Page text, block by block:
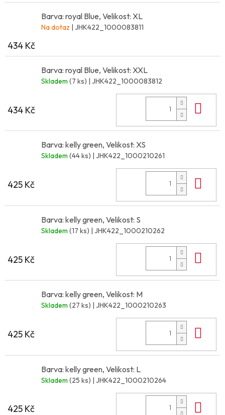
Barva: royal Blue, Velikost: XL
Na dotaz | JHK422_1000083811
434 Kč
Barva: royal Blue, Velikost: XXL
Skladem (7 ks) | JHK422_1000083812
434 Kč
Barva: kelly green, Velikost: XS
Skladem (44 ks) | JHK422_1000210261
425 Kč
Barva: kelly green, Velikost: S
Skladem (17 ks) | JHK422_1000210262
425 Kč
Barva: kelly green, Velikost: M
Skladem (27 ks) | JHK422_1000210263
425 Kč
Barva: kelly green, Velikost: L
Skladem (25 ks) | JHK422_1000210264
425 Kč